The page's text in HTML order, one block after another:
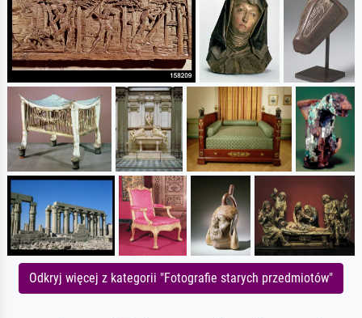
Odkryj więcej z kategorii "Fotografie starych przedmiotów"